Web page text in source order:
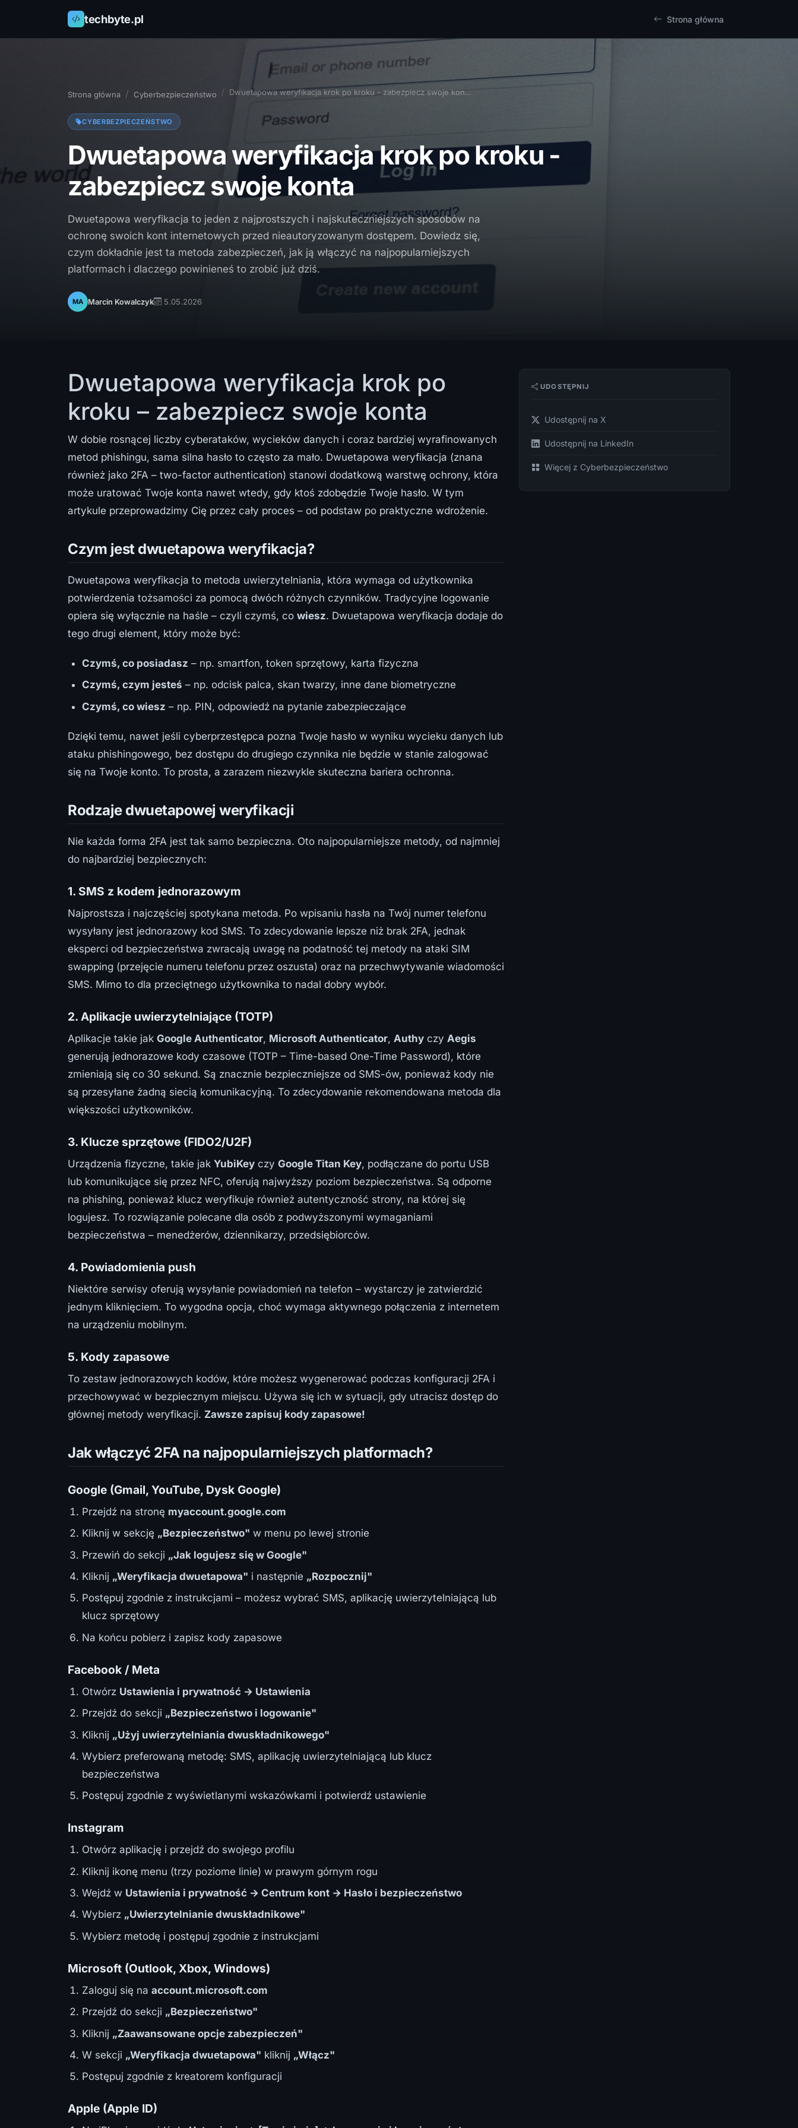
techbyte.pl Strona główna
Strona główna Cyberbezpieczeństwo Dwuetapowa weryfikacja krok po kroku - zabezpiecz swoje kon…
CYBERBEZPIECZEŃSTWO
Dwuetapowa weryfikacja krok po kroku -
zabezpiecz swoje konta
Dwuetapowa weryfikacja to jeden z najprostszych i najskuteczniejszych sposobów na
ochronę swoich kont internetowych przed nieautoryzowanym dostępem. Dowiedz się,
czym dokładnie jest ta metoda zabezpieczeń, jak ją włączyć na najpopularniejszych
platformach i dlaczego powinieneś to zrobić już dziś.
MA Marcin Kowalczyk 5.05.2026
Dwuetapowa weryfikacja krok po
kroku – zabezpiecz swoje konta
W dobie rosnącej liczby cyberataków, wycieków danych i coraz bardziej wyrafinowanych
metod phishingu, sama silna hasło to często za mało. Dwuetapowa weryfikacja (znana
również jako 2FA – two-factor authentication) stanowi dodatkową warstwę ochrony, która
może uratować Twoje konta nawet wtedy, gdy ktoś zdobędzie Twoje hasło. W tym
artykule przeprowadzimy Cię przez cały proces – od podstaw po praktyczne wdrożenie.
Czym jest dwuetapowa weryfikacja?
Dwuetapowa weryfikacja to metoda uwierzytelniania, która wymaga od użytkownika
potwierdzenia tożsamości za pomocą dwóch różnych czynników. Tradycyjne logowanie
opiera się wyłącznie na haśle – czyli czymś, co wiesz. Dwuetapowa weryfikacja dodaje do
tego drugi element, który może być:
Czymś, co posiadasz – np. smartfon, token sprzętowy, karta fizyczna
Czymś, czym jesteś – np. odcisk palca, skan twarzy, inne dane biometryczne
Czymś, co wiesz – np. PIN, odpowiedź na pytanie zabezpieczające
Dzięki temu, nawet jeśli cyberprzestępca pozna Twoje hasło w wyniku wycieku danych lub
ataku phishingowego, bez dostępu do drugiego czynnika nie będzie w stanie zalogować
się na Twoje konto. To prosta, a zarazem niezwykle skuteczna bariera ochronna.
Rodzaje dwuetapowej weryfikacji
Nie każda forma 2FA jest tak samo bezpieczna. Oto najpopularniejsze metody, od najmniej
do najbardziej bezpiecznych:
1. SMS z kodem jednorazowym
Najprostsza i najczęściej spotykana metoda. Po wpisaniu hasła na Twój numer telefonu
wysyłany jest jednorazowy kod SMS. To zdecydowanie lepsze niż brak 2FA, jednak
eksperci od bezpieczeństwa zwracają uwagę na podatność tej metody na ataki SIM
swapping (przejęcie numeru telefonu przez oszusta) oraz na przechwytywanie wiadomości
SMS. Mimo to dla przeciętnego użytkownika to nadal dobry wybór.
2. Aplikacje uwierzytelniające (TOTP)
Aplikacje takie jak Google Authenticator, Microsoft Authenticator, Authy czy Aegis
generują jednorazowe kody czasowe (TOTP – Time-based One-Time Password), które
zmieniają się co 30 sekund. Są znacznie bezpieczniejsze od SMS-ów, ponieważ kody nie
są przesyłane żadną siecią komunikacyjną. To zdecydowanie rekomendowana metoda dla
większości użytkowników.
3. Klucze sprzętowe (FIDO2/U2F)
Urządzenia fizyczne, takie jak YubiKey czy Google Titan Key, podłączane do portu USB
lub komunikujące się przez NFC, oferują najwyższy poziom bezpieczeństwa. Są odporne
na phishing, ponieważ klucz weryfikuje również autentyczność strony, na której się
logujesz. To rozwiązanie polecane dla osób z podwyższonymi wymaganiami
bezpieczeństwa – menedżerów, dziennikarzy, przedsiębiorców.
4. Powiadomienia push
Niektóre serwisy oferują wysyłanie powiadomień na telefon – wystarczy je zatwierdzić
jednym kliknięciem. To wygodna opcja, choć wymaga aktywnego połączenia z internetem
na urządzeniu mobilnym.
5. Kody zapasowe
To zestaw jednorazowych kodów, które możesz wygenerować podczas konfiguracji 2FA i
przechowywać w bezpiecznym miejscu. Używa się ich w sytuacji, gdy utracisz dostęp do
głównej metody weryfikacji. Zawsze zapisuj kody zapasowe!
Jak włączyć 2FA na najpopularniejszych platformach?
Google (Gmail, YouTube, Dysk Google)
Przejdź na stronę myaccount.google.com
Kliknij w sekcję „Bezpieczeństwo" w menu po lewej stronie
Przewiń do sekcji „Jak logujesz się w Google"
Kliknij „Weryfikacja dwuetapowa" i następnie „Rozpocznij"
Postępuj zgodnie z instrukcjami – możesz wybrać SMS, aplikację uwierzytelniającą lub
klucz sprzętowy
Na końcu pobierz i zapisz kody zapasowe
Facebook / Meta
Otwórz Ustawienia i prywatność → Ustawienia
Przejdź do sekcji „Bezpieczeństwo i logowanie"
Kliknij „Użyj uwierzytelniania dwuskładnikowego"
Wybierz preferowaną metodę: SMS, aplikację uwierzytelniającą lub klucz
bezpieczeństwa
Postępuj zgodnie z wyświetlanymi wskazówkami i potwierdź ustawienie
Instagram
Otwórz aplikację i przejdź do swojego profilu
Kliknij ikonę menu (trzy poziome linie) w prawym górnym rogu
Wejdź w Ustawienia i prywatność → Centrum kont → Hasło i bezpieczeństwo
Wybierz „Uwierzytelnianie dwuskładnikowe"
Wybierz metodę i postępuj zgodnie z instrukcjami
Microsoft (Outlook, Xbox, Windows)
Zaloguj się na account.microsoft.com
Przejdź do sekcji „Bezpieczeństwo"
Kliknij „Zaawansowane opcje zabezpieczeń"
W sekcji „Weryfikacja dwuetapowa" kliknij „Włącz"
Postępuj zgodnie z kreatorem konfiguracji
Apple (Apple ID)
UDOSTĘPNIJ
Udostępnij na X
Udostępnij na LinkedIn
Więcej z Cyberbezpieczeństwo